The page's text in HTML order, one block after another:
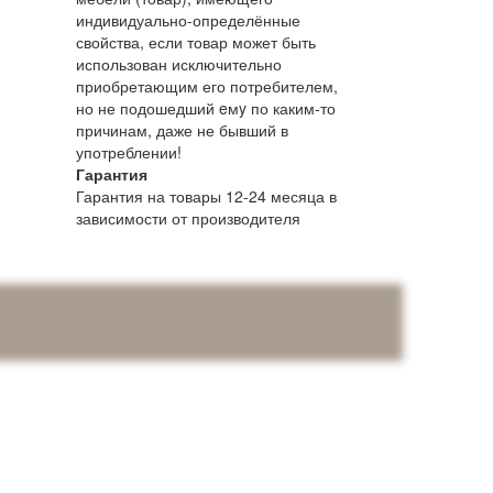
индивидуально-определённые
свойства, если товар может быть
использован исключительно
приобретающим его потребителем,
но не подошедший eмy по каким-то
причинам, даже не бывший в
употреблении!
Гарантия
Гарантия на товары 12-24 месяца в
зависимости от производителя